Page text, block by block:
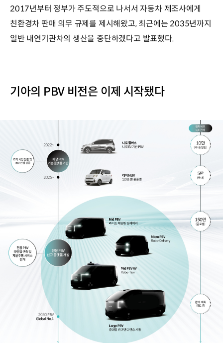
2017년부터 정부가 주도적으로 나서서 자동차 제조사에게
친환경차 판매 의무 규제를 제시해왔고, 최근에는 2035년까지
일반 내연기관차의 생산을 중단하겠다고 발표했다.
기아의 PBV 비전은 이제 시작됐다